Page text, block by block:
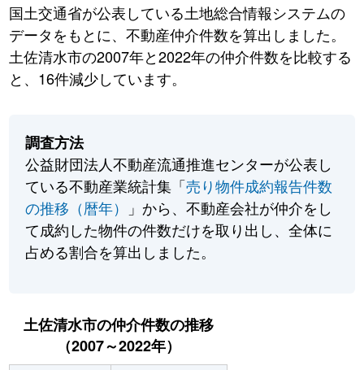
国土交通省が公表している土地総合情報システムの
データをもとに、不動産仲介件数を算出しました。
土佐清水市の2007年と2022年の仲介件数を比較する
と、16件減少しています。
調査方法
公益財団法人不動産流通推進センターが公表し
ている不動産業統計集「売り物件成約報告件数
の推移（暦年）
」から、不動産会社が仲介をし
て成約した物件の件数だけを取り出し、全体に
占める割合を算出しました。
土佐清水市の仲介件数の推移
（2007～2022年）